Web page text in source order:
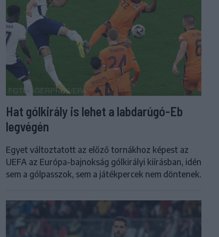
Hat gólkirály is lehet a labdarúgó-Eb
legvégén
Egyet változtatott az előző tornákhoz képest az
UEFA az Európa-bajnokság gólkirályi kiírásban, idén
sem a gólpasszok, sem a játékpercek nem döntenek.